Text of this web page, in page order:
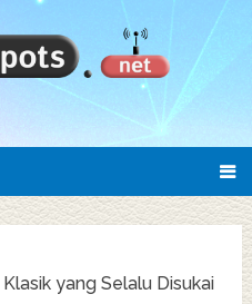
yang Selalu Disukai